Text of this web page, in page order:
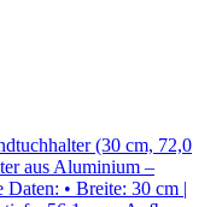
(30 cm, 72,0
aus Aluminium –
Daten: • Breite: 30 cm |